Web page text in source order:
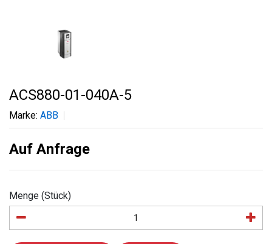
ACS880-01-040A-5
Marke: ABB
Auf Anfrage
Menge (Stück)